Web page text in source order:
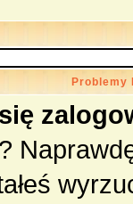
Problemy